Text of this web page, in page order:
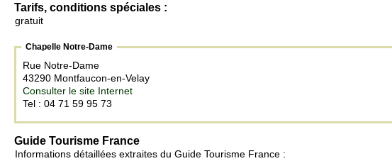
Tarifs, conditions spéciales :
gratuit
Chapelle Notre-Dame
Rue Notre-Dame
43290 Montfaucon-en-Velay
Consulter le site Internet
Tel : 04 71 59 95 73
Guide Tourisme France
Informations détaillées extraites du Guide Tourisme France :